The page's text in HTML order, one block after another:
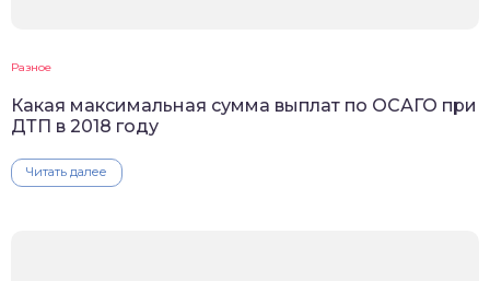
Разное
Какая максимальная сумма выплат по ОСАГО при
ДТП в 2018 году
Читать далее